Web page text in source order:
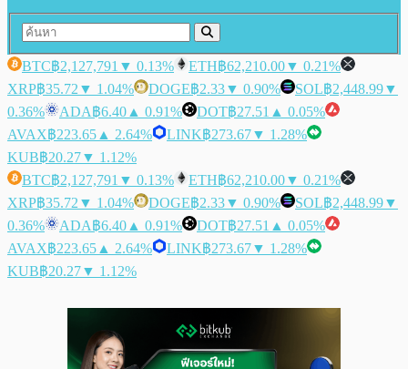
BTC฿2,127,791 ▼ 0.13% ETH฿62,210.00▼ 0.21%
XRP฿35.72 ▼ 1.04% DOGE฿2.33▼ 0.90% SOL฿2,448.99▼
0.36%
ADA฿6.40 ▲ 0.91% DOT฿27.51 ▲ 0.05%
AVAX฿223.65 ▲ 2.64% LINK฿273.67▼ 1.28%
KUB฿20.27▼ 1.12%
BTC฿2,127,791 ▼ 0.13% ETH฿62,210.00▼ 0.21%
XRP฿35.72 ▼ 1.04% DOGE฿2.33▼ 0.90% SOL฿2,448.99▼
0.36%
ADA฿6.40 ▲ 0.91% DOT฿27.51 ▲ 0.05%
AVAX฿223.65 ▲ 2.64% LINK฿273.67▼ 1.28%
KUB฿20.27▼ 1.12%